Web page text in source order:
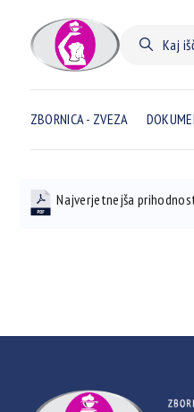
ZBORNICA - ZVEZA
Najverjetnejša